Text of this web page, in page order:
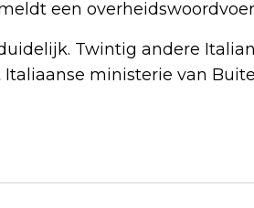
een
Twintig andere
ministerie van
HONDERDEN BIJ